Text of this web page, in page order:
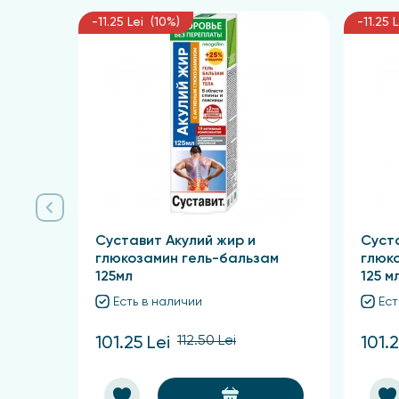
-11.25 Lei (10%)
Суставит Акулий жир и
глюкозамин гель-бальзам
125мл
Есть в наличии
101.25 Lei 112.50 Lei
-11.25
125